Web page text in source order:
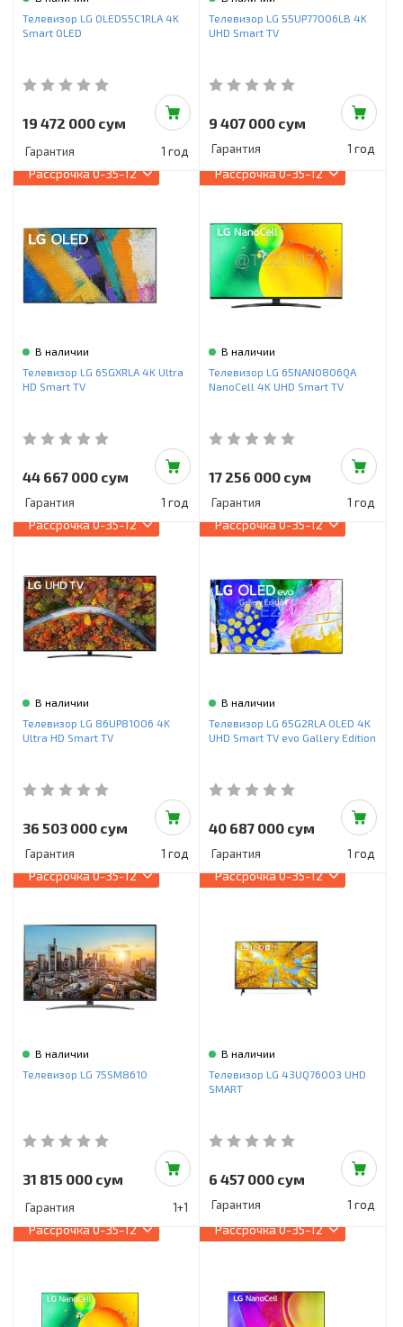
Инструменты и техника
Красота и здоровье
Пылесосы
Фильтры для воды
Сантехника
Телевизор LG OLED55C1RLA 4K
Smart OLED
19 472 000 сум
Гарантия 1 год
Телевизор LG 55UP77006LB 4K
UHD Smart TV
9 407 000 сум
Гарантия 1 год
Рассрочка0-35-12
В наличии
Телевизор LG 65GXRLA 4K Ultra
HD Smart TV
44 667 000 сум
Гарантия 1 год
Рассрочка0-35-12
В наличии
Телевизор LG 65NANO806QA
NanoCell 4K UHD Smart TV
17 256 000 сум
Гарантия 1 год
Рассрочка0-35-12
В наличии
Телевизор LG 86UP81006 4K
Ultra HD Smart TV
36 503 000 сум
Гарантия 1 год
Рассрочка0-35-12
В наличии
Телевизор LG 65G2RLA OLED 4K
UHD Smart TV evo Gallery Edition
40 687 000 сум
Гарантия 1 год
Рассрочка0-35-12
В наличии
Телевизор LG 75SM8610
31 815 000 сум
Гарантия 1+1
Рассрочка0-35-12
В наличии
Телевизор LG 43UQ76003 UHD
SMART
6 457 000 сум
Гарантия 1 год
Рассрочка0-35-12 Рассрочка0-35-12